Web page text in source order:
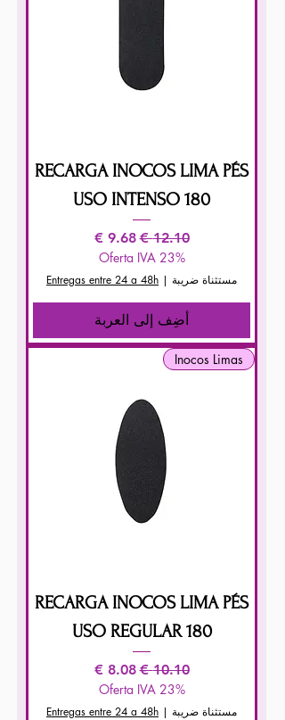
RECARGA INOCOS LIMA PÉS
USO INTENSO 180
سعر عادي‏12.10 € سعر البيع‏9.68 €
Oferta IVA 23%
مستثناة ضريبة |
Entregas entre 24 a 48h
أضِف إلى العربة
Inocos Limas
RECARGA INOCOS LIMA PÉS
USO REGULAR 180
سعر عادي‏10.10 € سعر البيع‏8.08 €
Oferta IVA 23%
مستثناة ضريبة |
Entregas entre 24 a 48h